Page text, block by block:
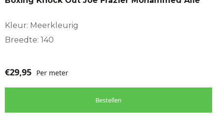
Kleur: Meerkleurig
Breedte: 140
€29,95 Per meter
Bestellen